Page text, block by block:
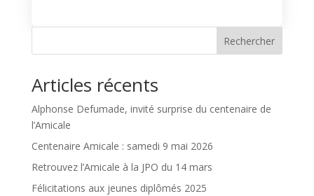
Rechercher
Articles récents
Alphonse Defumade, invité surprise du centenaire de
l’Amicale
Centenaire Amicale : samedi 9 mai 2026
Retrouvez l’Amicale à la JPO du 14 mars
Félicitations aux jeunes diplômés 2025